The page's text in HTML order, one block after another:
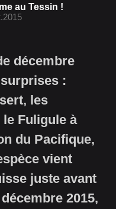
au Tessin !
décembre
:
les
Fuligule à
du Pacifique,
vient
juste avant
2015,